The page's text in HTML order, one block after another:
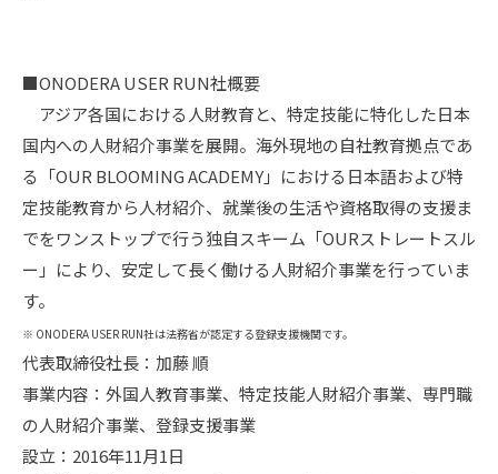
■ONODERA USER RUN社概要
アジア各国における人財教育と、特定技能に特化した日本
国内への人財紹介事業を展開。海外現地の自社教育拠点であ
る「OUR BLOOMING ACADEMY」における日本語および特
定技能教育から人材紹介、就業後の生活や資格取得の支援ま
でをワンストップで行う独自スキーム「OURストレートスル
ー」により、安定して長く働ける人財紹介事業を行っていま
す。
※ ONODERA USER RUN社は法務省が認定する登録支援機関です。
代表取締役社長：加藤 順
事業内容：外国人教育事業、特定技能人財紹介事業、専門職
の人財紹介事業、登録支援事業
設立：2016年11月1日